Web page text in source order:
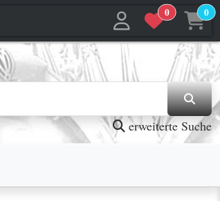
0 0
erweiterte Suche
jetzt in den Warenkorb
jetzt in den Warenkorb